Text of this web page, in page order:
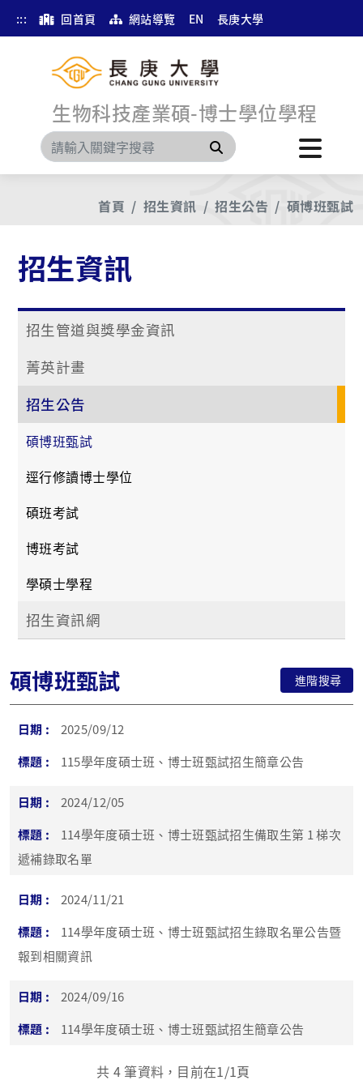
::: 回首頁 網站導覽 EN 長庚大學
生物科技產業碩-博士學位學程
搜尋
首頁 招生資訊 招生公告 碩博班甄試
招生資訊
招生管道與獎學金資訊
菁英計畫
招生公告
碩博班甄試
逕行修讀博士學位
碩班考試
博班考試
學碩士學程
招生資訊網
碩博班甄試 進階搜尋
2025/09/12
115學年度碩士班、博士班甄試招生簡章公告
2024/12/05
114學年度碩士班、博士班甄試招生備取生第 1 梯次
遞補錄取名單
2024/11/21
114學年度碩士班、博士班甄試招生錄取名單公告暨
報到相關資訊
2024/09/16
114學年度碩士班、博士班甄試招生簡章公告
共 4 筆資料，目前在1/1頁